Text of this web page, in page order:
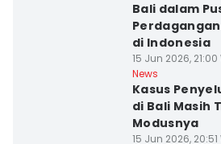
Bali dalam
di Indonesia
15 Jun 2026, 21:00
News
Kasus
di Bali Masih
Modusnya
15 Jun 2026, 20:51